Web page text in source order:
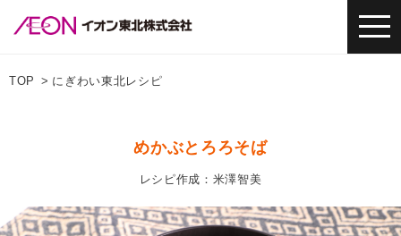
TOP にぎわい東北レシピ
めかぶとろろそば
レシピ作成：米澤智美